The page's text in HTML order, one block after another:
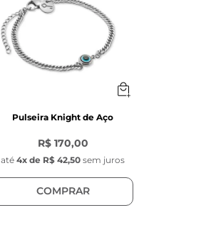
Pulseira Knight de Aço
R$ 170,00
até 4x de R$ 42,50 sem juros
COMPRAR